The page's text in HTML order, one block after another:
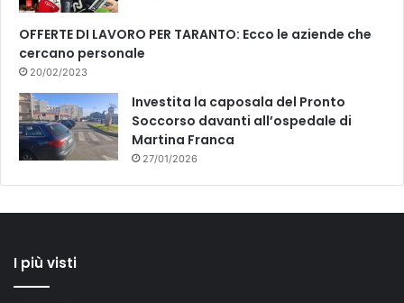
OFFERTE DI LAVORO PER TARANTO: Ecco le aziende che
cercano personale
20/02/2023
Investita la caposala del Pronto
Soccorso davanti all’ospedale di
Martina Franca
27/01/2026
I più visti